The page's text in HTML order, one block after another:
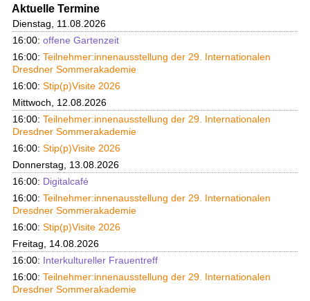
Aktuelle Termine
Dienstag, 11.08.2026
16:00: offene Gartenzeit
16:00: Teilnehmer:innenausstellung der 29. Internationalen
Dresdner Sommerakademie
16:00: Stip(p)Visite 2026
Mittwoch, 12.08.2026
16:00: Teilnehmer:innenausstellung der 29. Internationalen
Dresdner Sommerakademie
16:00: Stip(p)Visite 2026
Donnerstag, 13.08.2026
16:00: Digitalcafé
16:00: Teilnehmer:innenausstellung der 29. Internationalen
Dresdner Sommerakademie
16:00: Stip(p)Visite 2026
Freitag, 14.08.2026
16:00: Interkultureller Frauentreff
16:00: Teilnehmer:innenausstellung der 29. Internationalen
Dresdner Sommerakademie